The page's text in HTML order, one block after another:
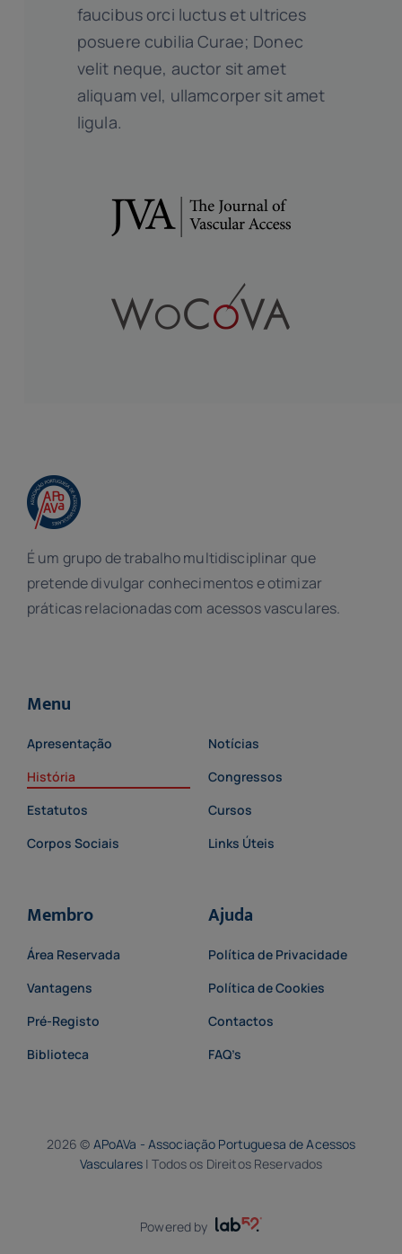
faucibus orci luctus et ultrices
posuere cubilia Curae; Donec
velit neque, auctor sit amet
aliquam vel, ullamcorper sit amet
ligula.
É um grupo de trabalho multidisciplinar que
pretende divulgar conhecimentos e otimizar
práticas relacionadas com acessos vasculares.
Menu
Apresentação
História
Estatutos
Corpos Sociais
Notícias
Congressos
Cursos
Links Úteis
Membro
Área Reservada
Vantagens
Pré-Registo
Biblioteca
Ajuda
Política de Privacidade
Política de Cookies
Contactos
FAQ’s
2026 © APoAVa - Associação Portuguesa de Acessos
Vasculares| Todos os Direitos Reservados
Powered by